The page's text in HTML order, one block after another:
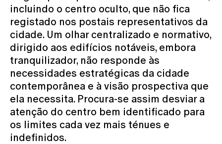
incluindo o centro oculto, que não fica
registado nos postais representativos da
cidade. Um olhar centralizado e normativo,
dirigido aos edifícios notáveis, embora
tranquilizador, não responde às
necessidades estratégicas da cidade
contemporânea e à visão prospectiva que
ela necessita. Procura-se assim desviar a
atenção do centro bem identificado para
os limites cada vez mais ténues e
indefinidos.